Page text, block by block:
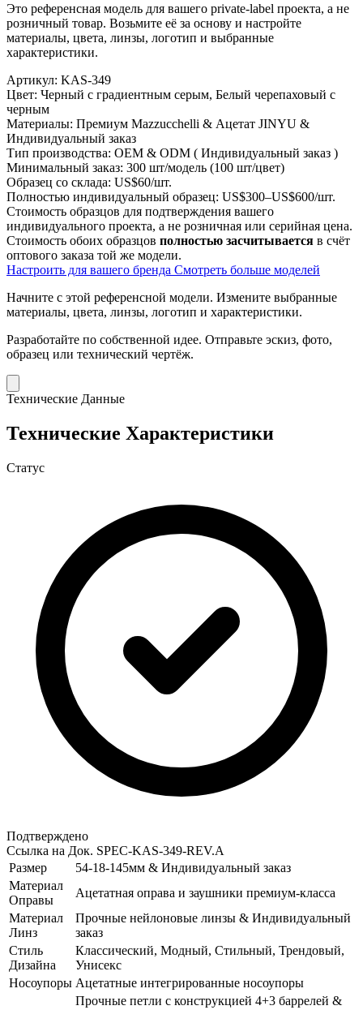
Это референсная модель для вашего private-label проекта, а не
розничный товар. Возьмите её за основу и настройте
материалы, цвета, линзы, логотип и выбранные
характеристики.
Артикул: KAS-349
Цвет: Черный с градиентным серым, Белый черепаховый с
черным
Материалы: Премиум Mazzucchelli & Ацетат JINYU &
Индивидуальный заказ
Тип производства: OEM & ODM ( Индивидуальный заказ )
Минимальный заказ: 300 шт/модель (100 шт/цвет)
Образец со склада: US$60/шт.
Полностью индивидуальный образец: US$300–US$600/шт.
Стоимость образцов для подтверждения вашего
индивидуального проекта, а не розничная или серийная цена.
Стоимость обоих образцов полностью засчитывается в счёт
оптового заказа той же модели.
Настроить для вашего бренда Смотреть больше моделей
Начните с этой референсной модели. Измените выбранные
материалы, цвета, линзы, логотип и характеристики.
Разработайте по собственной идее. Отправьте эскиз, фото,
образец или технический чертёж.
Технические Данные
Технические Характеристики
Статус
Подтверждено
Ссылка на Док. SPEC-KAS-349-REV.A
Размер
54-18-145мм & Индивидуальный заказ
Материал
Оправы
Ацетатная оправа и заушники премиум-класса
Материал
Линз
Прочные нейлоновые линзы & Индивидуальный
заказ
Стиль
Дизайна
Классический, Модный, Стильный, Трендовый,
Унисекс
Носоупоры Ацетатные интегрированные носоупоры
Прочные петли с конструкцией 4+3 баррелей &